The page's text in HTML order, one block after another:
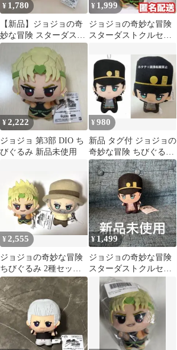
¥ 1,780
【新品】ジョジョの奇
妙な冒険 スターダスト
クルセイダース ちびぐ
るみ DIO
¥ 1,999
ジョジョの奇妙な冒険
スターダストクルセイ
¥2,222
ジョジョ 第3部 DIO ち
びぐるみ 新品未使用
¥980
新品 タグ付 ジョジョの
奇妙な冒険 ちびぐるみ
空条承太郎 ぬいぐるみ
¥2,555
ジョジョの奇妙な冒険
ちびぐるみ 2種セッ
ト DIO ジョセフ・ジ
ョースター
¥1,499
ジョジョの奇妙な冒険
スターダストクルセイ
ダース ちびぐるみ 空条
承太郎